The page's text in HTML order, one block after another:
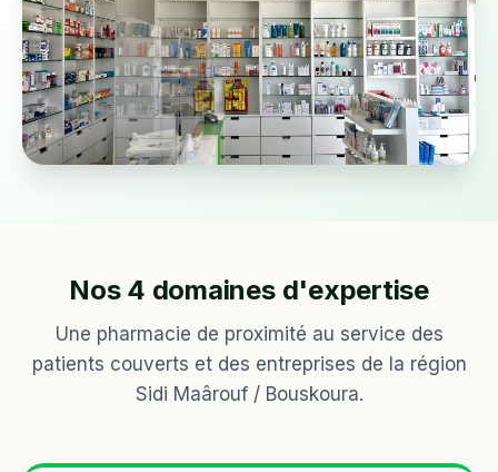
Nos 4 domaines d'expertise
Une pharmacie de proximité au service des
patients couverts et des entreprises de la région
Sidi Maârouf / Bouskoura.